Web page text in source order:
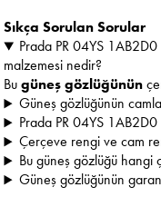
Sıkça Sorulan Sorular
Prada PR 04YS
malzemesi nedir?
Bugüneş gözlüğünün
Güneş gözlüğünün
Prada PR 04YS
Çerçeve rengi ve cam
Bu güneş gözlüğü hangi
Güneş gözlüğünün